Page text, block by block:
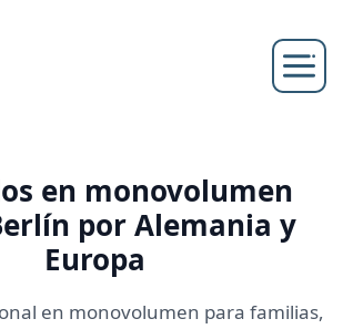
en monovolumen
por Alemania y
Europa
en monovolumen para familias,